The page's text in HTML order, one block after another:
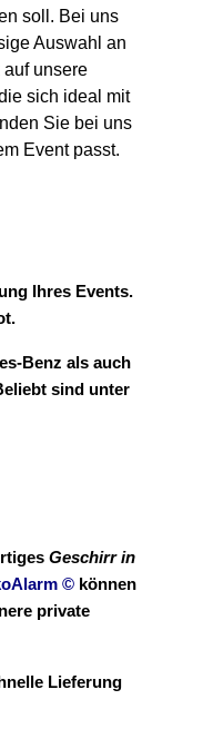
soll. Bei uns
Auswahl an
unsere
sich ideal mit
Sie bei uns
Event passt.
Ihres Events.
Benz als auch
sind unter
Geschirr in
© können
private
Lieferung